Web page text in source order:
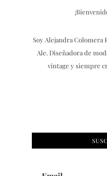
Soy Alejandra Colomera
Ale. Diseñadora de
vintage y siempre